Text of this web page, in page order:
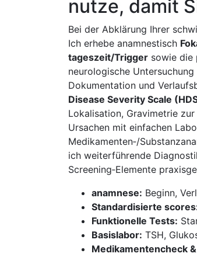
nutze, damit
Bei der Abklärung Ihrer
Ich‍ erhebe anamnestisch
tageszeit/Trigger sowie ​die
neurologische
Dokumentation ⁤und
Disease Severity Scale
Lokalisation, Gravimetrie
Ursachen mit einfachen
‌Medikamenten‑/
‍ich weiterführende
Screening‑Elemente
anamnese: Beginn,
Standardisierte
Funktionelle ⁢Tests:
Basislabor: TSH,
Medikamentencheck